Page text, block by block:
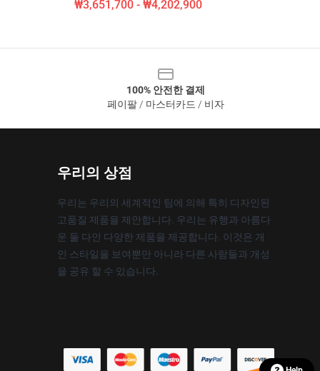
₩3,651,700 - ₩4,202,900
100% 안전한 결제
페이팔 / 마스터카드 / 비자
우리의 상점
우리는 우리의 세계적인 팀에 의해 특히 디자인된
고품질 제품을 제안합니다. 우리는 유행과 아름다
운 둘 다인 다양한 제품을 제공합니다. 이것은 개
인 스타일을 보여뿐만 아니라 다른 사람들과 개성
을 공유 할 수 있습니다.